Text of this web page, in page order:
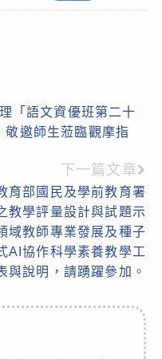
「語文資優班第二十
邀師生蒞臨觀摩指
下一篇文章
育部國民及學前教育署
教學評量設計與試題示
域教師專業發展及種子
AI協作科學素養教學工
與說明，請踴躍參加。